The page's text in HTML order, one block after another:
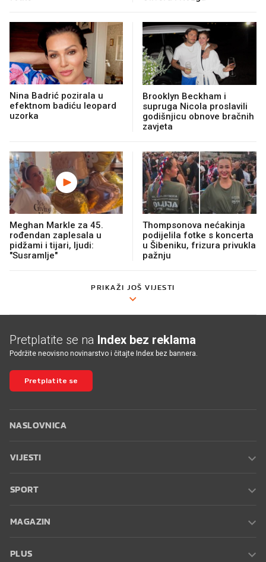
Nina Badrić pozirala u
efektnom badiću leopard
uzorka
Brooklyn Beckham i
supruga Nicola proslavili
godišnjicu obnove bračnih
zavjeta
Meghan Markle za 45.
rođendan zaplesala u
pidžami i tijari, ljudi:
"Susramlje"
Thompsonova nećakinja
podijelila fotke s koncerta
u Šibeniku, frizura privukla
pažnju
PRIKAŽI JOŠ VIJESTI
Pretplatite se na Index bez reklama
Podržite neovisno novinarstvo i čitajte Index bez bannera.
Pretplatite se
NASLOVNICA
VIJESTI
SPORT
MAGAZIN
PLUS